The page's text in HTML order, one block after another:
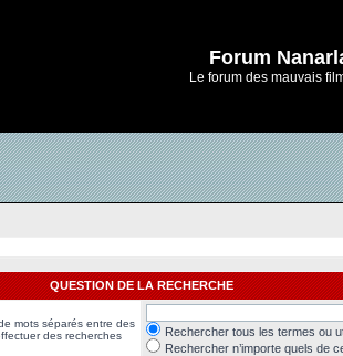
Forum
Le forum des mauvais
QUESTION DE LA RECHERCHE
mots séparés entre des
des recherches
Rechercher tous les termes ou
Rechercher n’importe quels de